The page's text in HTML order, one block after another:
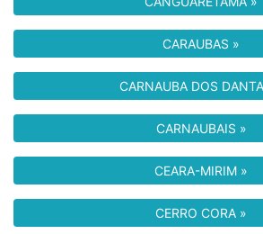
CARAUBAS »
CARNAUBA DOS
CARNAUBAIS »
CEARA-MIRIM »
CERRO CORA »